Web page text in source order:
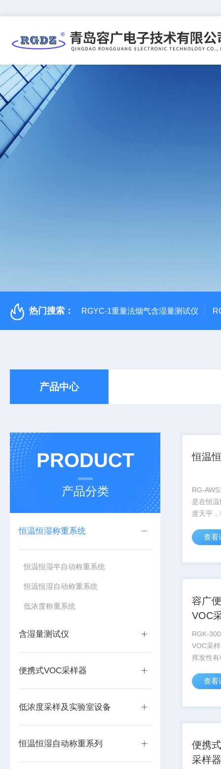
热门搜索： RGYC-1重量法烟气含湿量测试仪
产品中心
PRODUCT
产品分类
恒温恒湿称重系统
恒温恒湿半自动称重系统
恒温恒湿自动称重系统
低浓度称重系统
含湿量测试仪
便携式VOC采样器
低浓度采样及实验室设备
恒温恒湿自动称重系列
恒温
RG-
是在恒
度天平
进行手
称量结
查看
容广
VOC
RGK-
VOC采
挥发性
进行顺
样品，
查看
便携
采样器